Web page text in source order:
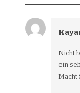
Nicht
ein
Macht